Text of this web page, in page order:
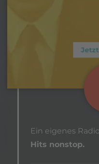
Ein eigenes
Hits nonstop.